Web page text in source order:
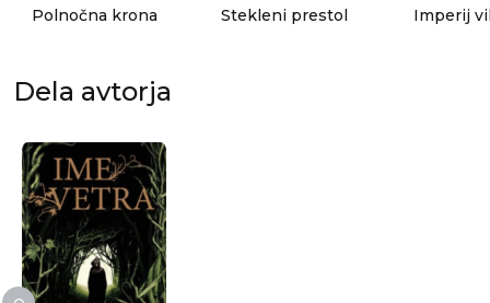
Polnočna krona Stekleni prestol Imperij
Dela avtorja